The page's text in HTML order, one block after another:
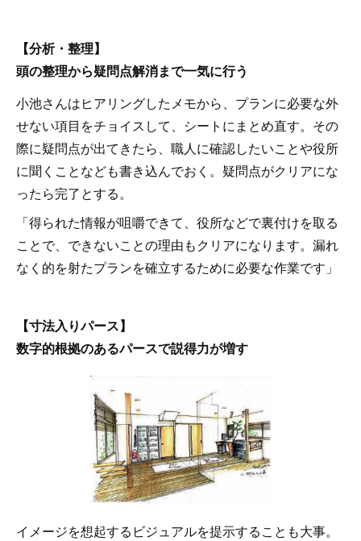
【分析・整理】
頭の整理から疑問点解消まで一気に行う
小池さんはヒアリングしたメモから、プランに必要な外
せない項目をチョイスして、シートにまとめ直す。その
際に疑問点が出てきたら、職人に確認したいことや役所
に聞くことなども書き込んでおく。疑問点がクリアにな
ったら完了とする。
「得られた情報が咀嚼できて、役所などで裏付けを取る
ことで、できないことの理由もクリアになります。漏れ
なく的を射たプランを確立するために必要な作業です」
【寸法入りパース】
数字的根拠のあるパースで説得力が増す
イメージを想起するビジュアルを提示することも大事。